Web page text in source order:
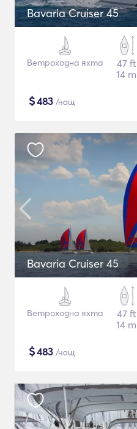
Bavaria Cruiser 45
Ветроходна яхта
47 ft
14 m
$483 /нощ
Bavaria Cruiser 45
Ветроходна яхта
47 ft
14 m
$483 /нощ